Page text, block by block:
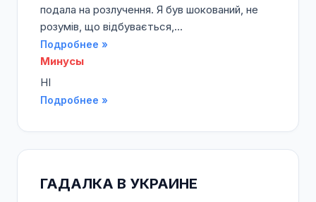
подала на розлучення. Я був шокований, не
розумів, що відбувається,...
Подробнее »
Минусы
НІ
Подробнее »
ГАДАЛКА В УКРАИНЕ